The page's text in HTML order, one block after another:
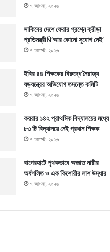
৭ আগস্ট, ২০২৬
সাকিবের দেশে ফেরার প্রশ্নে ক্রীড়া
প্রতিমন্ত্রীÑ‘আর কোনো সুযোগ নেই’
৭ আগস্ট, ২০২৬
ইবির ৪৪ শিক্ষকের বিরুদ্ধে নৈরাজ্য
ষড়যন্ত্রের অভিযোগ তদন্তে কমিটি
৭ আগস্ট, ২০২৬
কয়রার ১৪২ প্রাথমিক বিদ্যালয়ের মধ্যে
৮৩ টি বিদ্যালয়ে নেই প্রধান শিক্ষক
৭ আগস্ট, ২০২৬
বাগেরহাটে পৃথকভাবে অজ্ঞাত নারীর
অর্ধগলিত ও এক কিশোরীর লাশ উদ্ধার
৭ আগস্ট, ২০২৬